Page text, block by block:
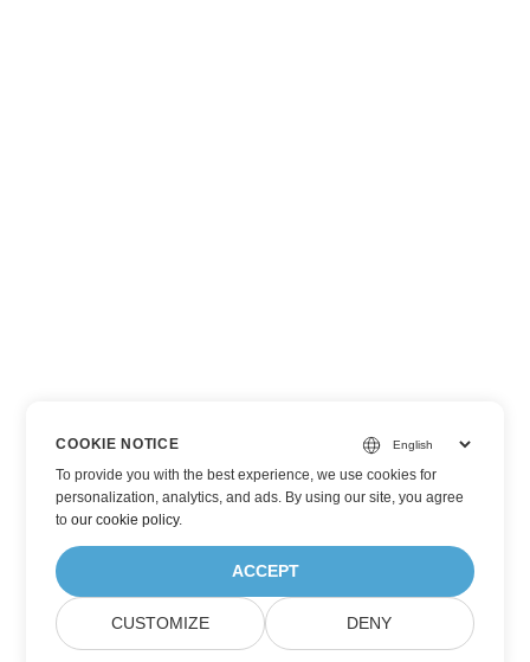
COOKIE NOTICE
To provide you with the best experience, we use cookies for
personalization, analytics, and ads. By using our site, you agree
toour cookie policy.
ACCEPT
CUSTOMIZE DENY